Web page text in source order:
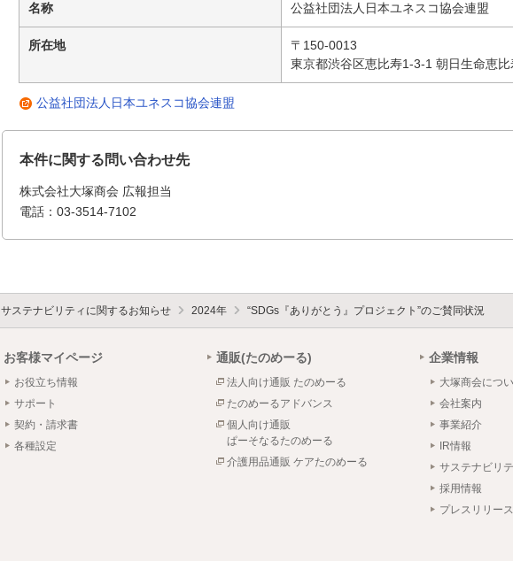
名称 公益社団法人日本ユネスコ協会連盟
所在地
〒150-0013
東京都渋谷区恵比寿1-3-1 朝日生命恵
公益社団法人日本ユネスコ協会連盟
本件に関する問い合わせ先
株式会社大塚商会 広報担当
電話：03-3514-7102
サステナビリティに関するお知らせ 2024年 “SDGs『ありがとう』プロジェクト”のご賛同状況
お客様マイページ
お役立ち情報
サポート
契約・請求書
各種設定
通販(たのめーる)
法人向け通販 たのめーる
たのめーるアドバンス
個人向け通販
ぱーそなるたのめーる
介護用品通販 ケアたのめーる
企業情報
大塚商会につ
会社案内
事業紹介
IR情報
サステナビリ
採用情報
プレスリリース